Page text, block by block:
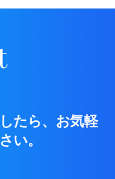
たら、お気軽
い。